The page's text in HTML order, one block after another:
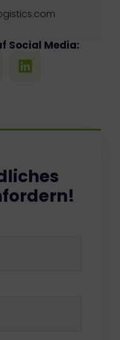
Social Media: